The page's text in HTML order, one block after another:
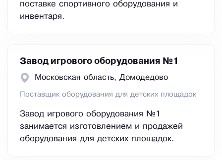
поставке спортивного оборудования и
инвентаря.
Завод игрового оборудования №1
Московская область, Домодедово
Поставщик оборудования для детских площадок
Завод игрового оборудования №1
занимается изготовлением и продажей
оборудования для детских площадок.